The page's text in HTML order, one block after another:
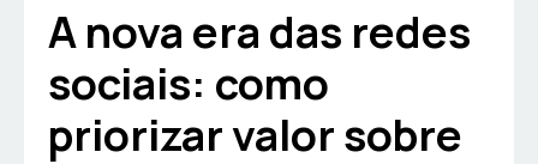
A nova era das redes
sociais: como
priorizar valor sobre